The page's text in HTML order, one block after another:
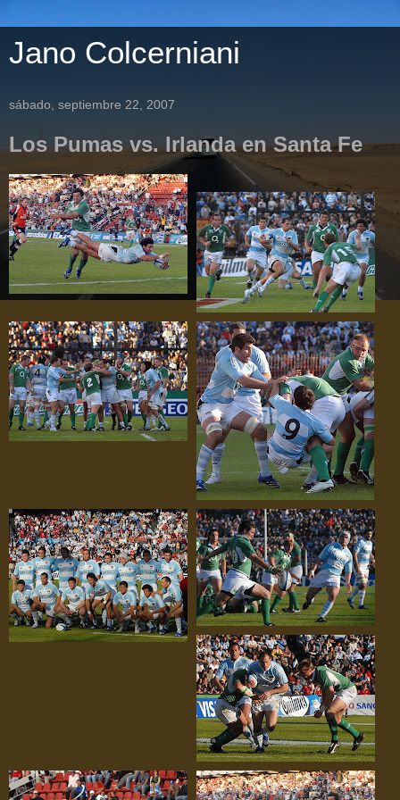
Jano Colcerniani
sábado, septiembre 22, 2007
Los Pumas vs. Irlanda en Santa Fe